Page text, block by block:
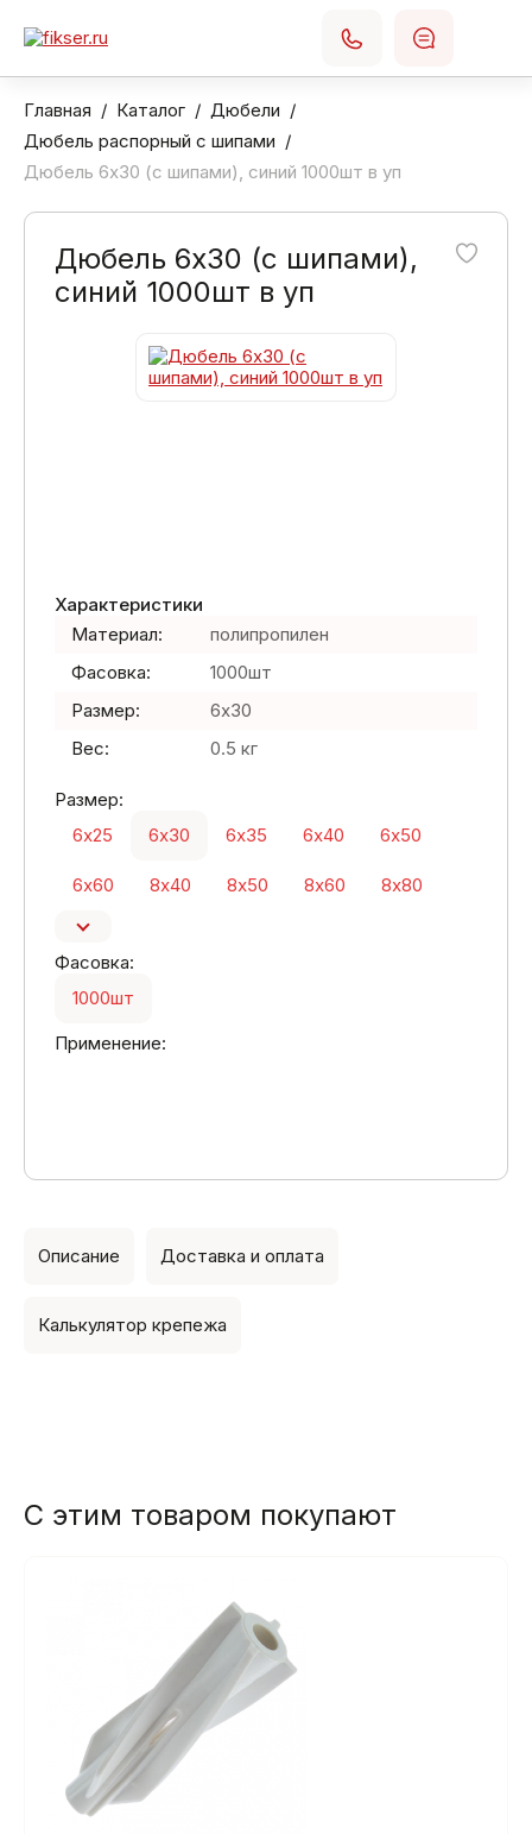
Главная Каталог
Дюбели
Дюбель распорный с шипами
Дюбель 6х30 (с шипами), синий 1000шт в уп
Дюбель 6х30 (с шипами),
синий 1000шт в уп
Характеристики
Материал:
полипропилен
Фасовка:
1000шт
Размер:
6х30
Вес:
0.5 кг
Размер:
6х25
6х30 6х35 6х40 6х50
6х60 8х40 8х50 8х60 8х80
Фасовка:
1000шт
Применение:
Описание Доставка и оплата
Калькулятор крепежа
С этим товаром покупают